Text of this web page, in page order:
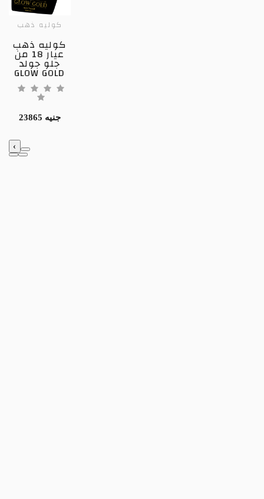
كوليه ذهب
كوليه ذهب
عيار 18 من
جلو جولد
GLOW GOLD
23865 جنيه
‹